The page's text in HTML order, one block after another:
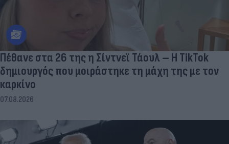
Πέθανε στα 26 της η Σίντνεϊ Τάουλ – Η TikTok
δημιουργός που μοιράστηκε τη μάχη της με τον
καρκίνο
07.08.2026